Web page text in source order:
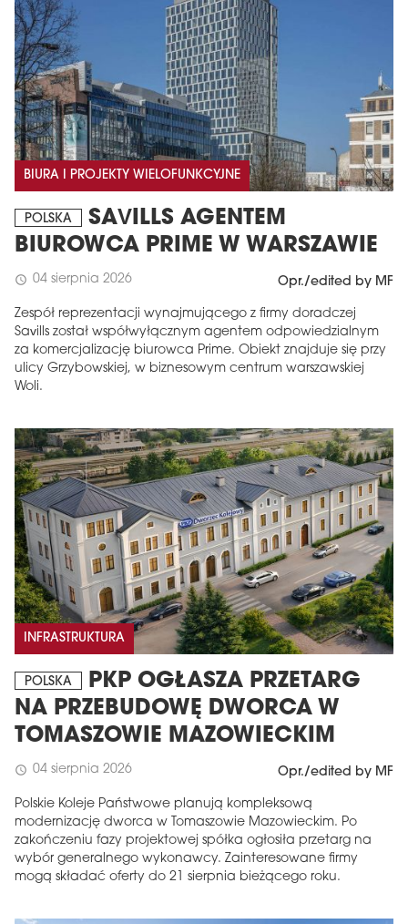
BIURA I PROJEKTY WIELOFUNKCYJNE
POLSKA
SAVILLS AGENTEM
BIUROWCA PRIME W WARSZAWIE
schedule 04 sierpnia 2026 Opr./edited by MF
Zespół reprezentacji wynajmującego z firmy doradczej
Savills został współwyłącznym agentem odpowiedzialnym
za komercjalizację biurowca Prime. Obiekt znajduje się przy
ulicy Grzybowskiej, w biznesowym centrum warszawskiej
Woli.
INFRASTRUKTURA
POLSKA
PKP OGŁASZA PRZETARG
NA PRZEBUDOWĘ DWORCA W
TOMASZOWIE MAZOWIECKIM
schedule 04 sierpnia 2026 Opr./edited by MF
Polskie Koleje Państwowe planują kompleksową
modernizację dworca w Tomaszowie Mazowieckim. Po
zakończeniu fazy projektowej spółka ogłosiła przetarg na
wybór generalnego wykonawcy. Zainteresowane firmy
mogą składać oferty do 21 sierpnia bieżącego roku.